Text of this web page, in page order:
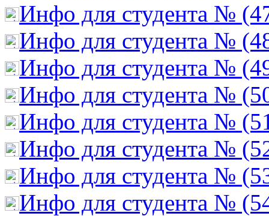
Инфо для студента №
Инфо для студента №
Инфо для студента №
Инфо для студента №
Инфо для студента №
Инфо для студента №
Инфо для студента №
Инфо для студента №